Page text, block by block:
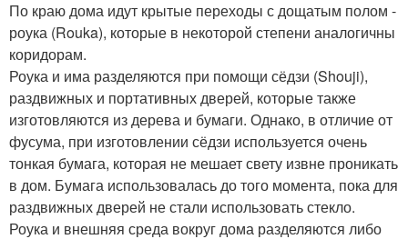
По краю дома идут крытые переходы с дощатым полом -
роука (Rouka), которые в некоторой степени аналогичны
коридорам.
Роука и има разделяются при помощи сёдзи (Shouji),
раздвижных и портативных дверей, которые также
изготовляются из дерева и бумаги. Однако, в отличие от
фусума, при изготовлении сёдзи используется очень
тонкая бумага, которая не мешает свету извне проникать
в дом. Бумага использовалась до того момента, пока для
раздвижных дверей не стали использовать стекло.
Роука и внешняя среда вокруг дома разделяются либо